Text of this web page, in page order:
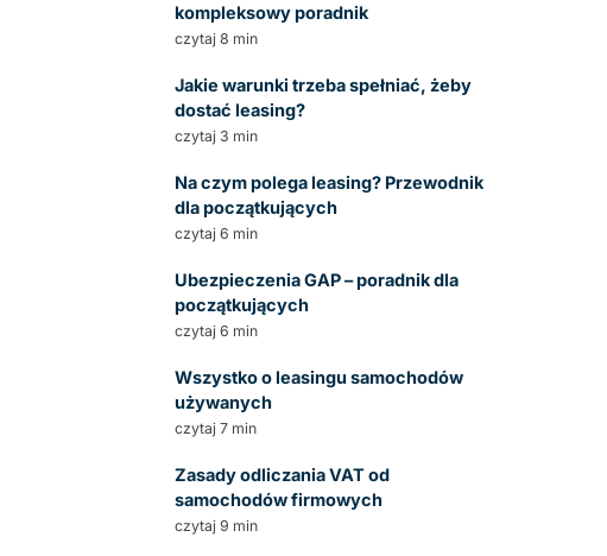
kompleksowy poradnik
czytaj 8 min
Jakie warunki trzeba spełniać, żeby
dostać leasing?
czytaj 3 min
Na czym polega leasing? Przewodnik
dla początkujących
czytaj 6 min
Ubezpieczenia GAP – poradnik dla
początkujących
czytaj 6 min
Wszystko o leasingu samochodów
używanych
czytaj 7 min
Zasady odliczania VAT od
samochodów firmowych
czytaj 9 min